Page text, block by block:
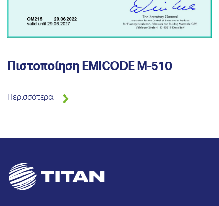
Πιστοποίηση EMICODE Μ-510
Περισσότερα